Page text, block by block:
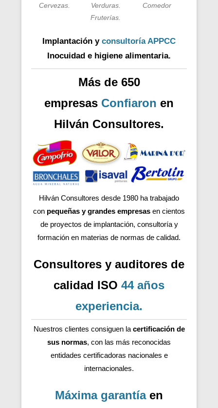
Cervezas.
Verduras.
Fruterías.
Comedor
Implantación y consultoría APPCC
Inocuidad e higiene alimentaria.
Más de 650
empresas Confiaron en
Hilván Consultores.
Hilván Consultores desde 1980 ha trabajado
con pequeñas y grandes empresas en cientos
de proyectos de implantación, consultoría y
formación en materias de normas de calidad.
Consultores y auditores de
calidad ISO 44 años
experiencia.
Nuestros clientes consiguen la certificación de
sus normas, con las más reconocidas
entidades certificadoras nacionales e
internacionales.
Máxima garantíaen